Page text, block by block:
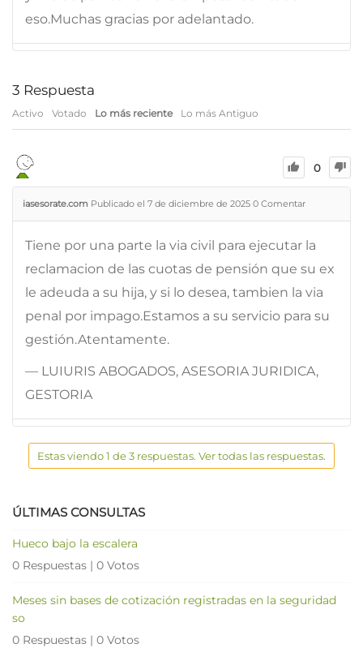
eso.Muchas gracias por adelantado.
3 Respuesta
Activo Votado Lo más reciente Lo más Antiguo
0
iasesorate.com Publicado el 7 de diciembre de 2025 0 Comentar
Tiene por una parte la via civil para ejecutar la
reclamacion de las cuotas de pensión que su ex
le adeuda a su hija, y si lo desea, tambien la via
penal por impago.Estamos a su servicio para su
gestión.Atentamente.
— LUIURIS ABOGADOS, ASESORIA JURIDICA,
GESTORIA
Estas viendo 1 de 3 respuestas. Ver todas las respuestas.
ÚLTIMAS CONSULTAS
Hueco bajo la escalera
0 Respuestas | 0 Votos
Meses sin bases de cotización registradas en la seguridad
so
0 Respuestas | 0 Votos